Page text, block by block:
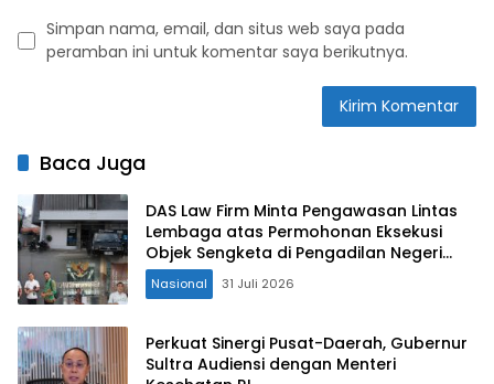
Simpan nama, email, dan situs web saya pada
peramban ini untuk komentar saya berikutnya.
Baca Juga
DAS Law Firm Minta Pengawasan Lintas
Lembaga atas Permohonan Eksekusi
Objek Sengketa di Pengadilan Negeri
Jakarta Selatan
Nasional 31 Juli 2026
Perkuat Sinergi Pusat-Daerah, Gubernur
Sultra Audiensi dengan Menteri